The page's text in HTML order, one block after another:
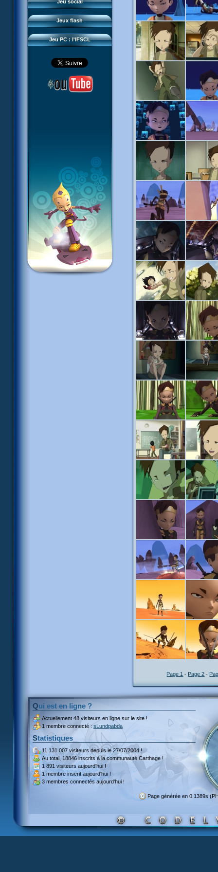
Jeu social
Jeux flash
Sector 2 Escape
Jeu PC : l'IFSCL
Téléchargements
Réseau IFSCL
Page 1 - Page 2 -
Qui est en ligne ?
Actuellement 48 visiteurs en ligne sur le site !
1 membre connecté : sLundpabda
Statistiques
11 131 007 visiteursdepuis le 27/07/2004 !
Au total, 18846 inscritsà la communauté Carthage !
1 891 visiteurs aujourd'hui !
1 membre inscrit aujourd'hui !
3 membres connectés aujourd'hui !
Page générée en 0.1389s